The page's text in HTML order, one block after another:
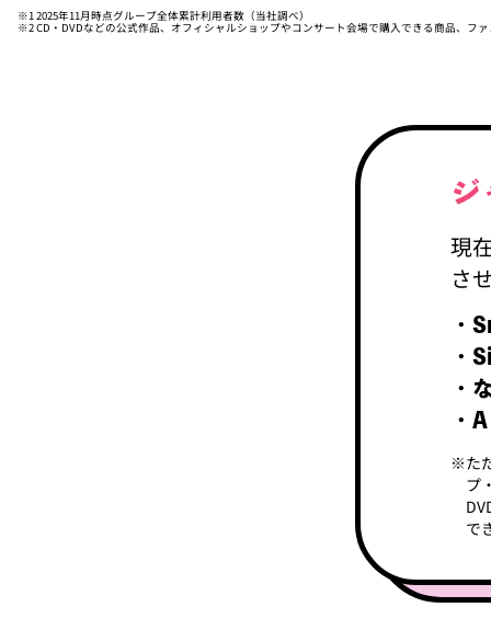
※1 2025年11月時点グループ全体累計利用者数（当社調べ）
※2 CD・DVDなどの公式作品、オフィシャルショップやコンサート会場で購入できる商品、フ